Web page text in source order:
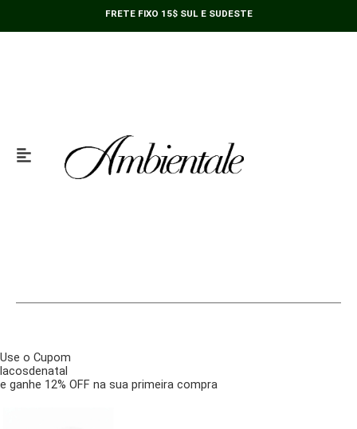
FRETE FIXO 15$ SUL E SUDESTE
Use o Cupom
lacosdenatal
e ganhe 12% OFF na sua primeira compra